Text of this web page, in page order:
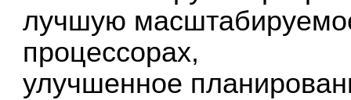
лучшую
процессорах,
улучшенное